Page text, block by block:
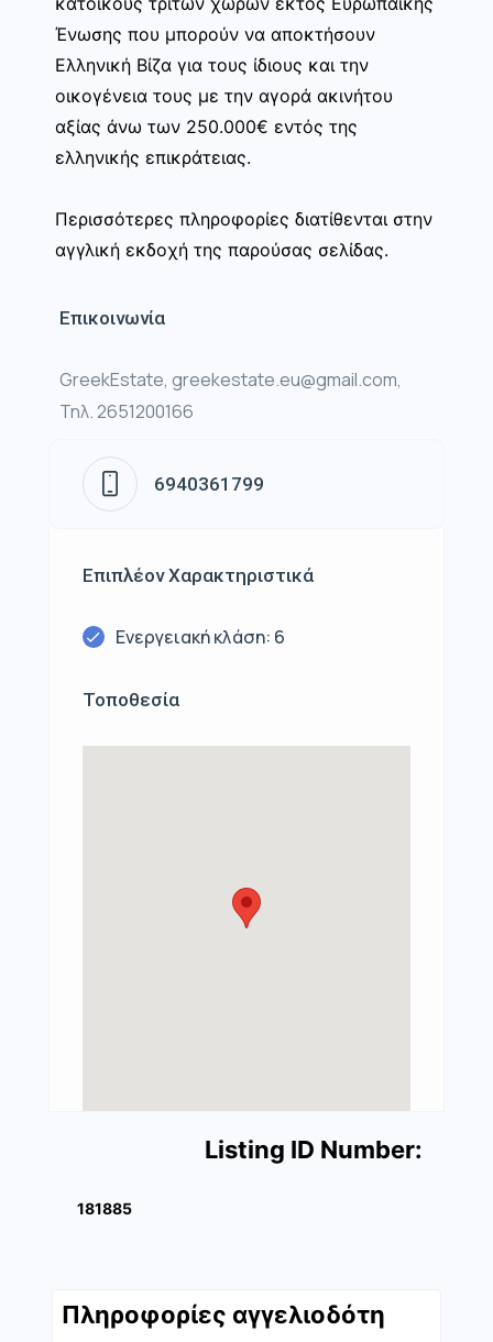
Ένωσης που μπορούν να αποκτήσουν
Ελληνική Βίζα για τους ίδιους και την
οικογένεια τους με την αγορά ακινήτου
αξίας άνω των 250.000€ εντός της
ελληνικής επικράτειας.
Περισσότερες πληροφορίες διατίθενται στην
αγγλική εκδοχή της παρούσας σελίδας.
Επικοινωνία
GreekEstate, greekestate.eu@gmail.com,
Τηλ. 2651200166
6940361799
Επιπλέον Χαρακτηριστικά
Ενεργειακή κλάση: 6
Τοποθεσία
Listing ID Number:
181885
Πληροφορίες αγγελιοδότη